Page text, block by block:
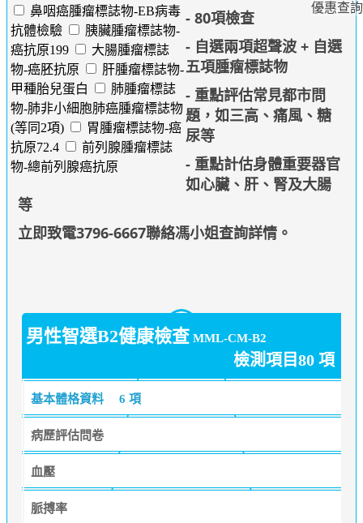
優惠查詢
鼻咽癌腫瘤標誌物-EB病毒
抗體檢驗
胰臟腫瘤標誌物-
癌抗原199
大腸腫瘤標誌
物-癌胚抗原
肝腫瘤標誌物-
甲種胎兒蛋白
肺腫瘤標誌
物-肺非小細胞肺癌腫瘤標誌物
(等同2項)
胃腫瘤標誌物-癌
抗原72.4
前列腺腫瘤標誌
物-總前列腺癌抗原
- 80項檢查
- 自選兩項超聲波 + 自選
五項腫瘤標誌物
- 重點評估常見都市問
題，如三高、痛風、糖
尿等
- 重點計估身體重要器官
如心臟、肝、腎及大腸
等
立即致電3796-6667聯絡馮小姐查詢詳情。
男性智選B2健康檢查 MML-CM-B2
檢測項目80 項
基本體格資料 6 項
病歷評估問卷
血壓
脈搏率